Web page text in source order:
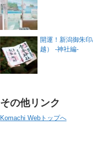
開運！新潟御朱
越） -神社編-
その他リンク
Komachi Webトップへ